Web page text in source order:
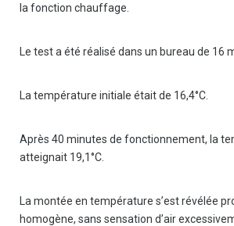
la fonction chauffage.
Le test a été réalisé dans un bureau de 16
La température initiale était de 16,4°C.
Après 40 minutes de fonctionnement, la
atteignait 19,1°C.
La montée en température s’est révélée
homogène, sans sensation d’air